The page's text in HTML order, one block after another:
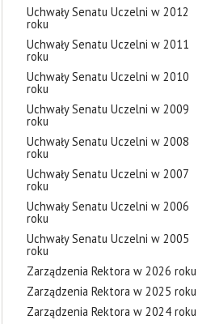
Uchwały Senatu Uczelni w 2012
roku
Uchwały Senatu Uczelni w 2011
roku
Uchwały Senatu Uczelni w 2010
roku
Uchwały Senatu Uczelni w 2009
roku
Uchwały Senatu Uczelni w 2008
roku
Uchwały Senatu Uczelni w 2007
roku
Uchwały Senatu Uczelni w 2006
roku
Uchwały Senatu Uczelni w 2005
roku
Zarządzenia Rektora w 2026 roku
Zarządzenia Rektora w 2025 roku
Zarządzenia Rektora w 2024 roku